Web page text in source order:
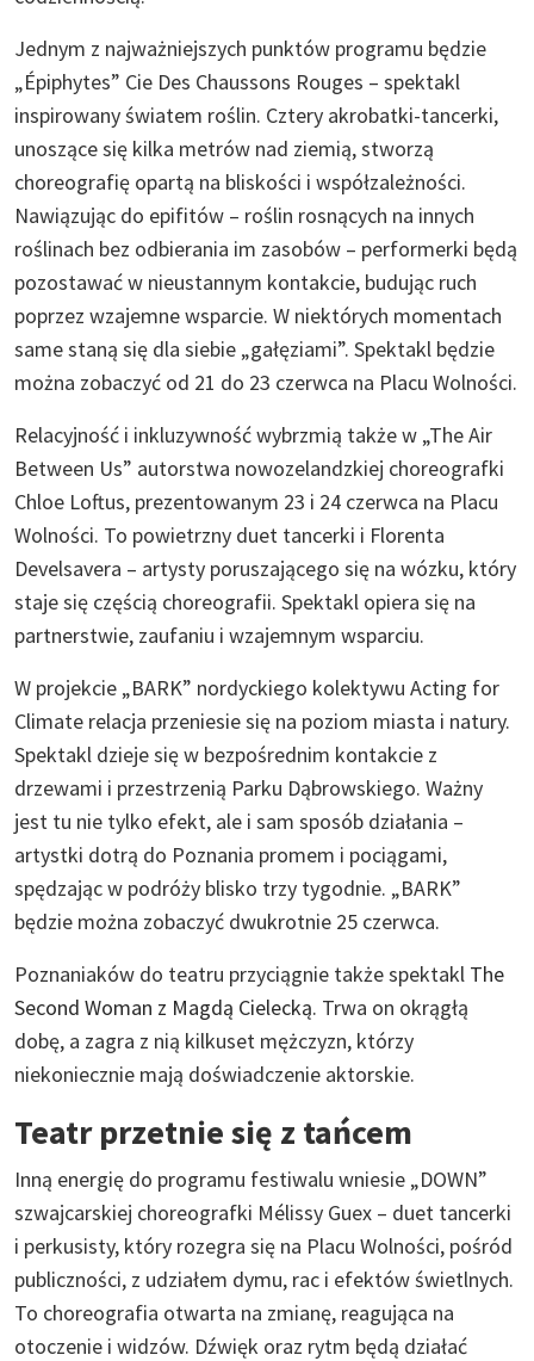
Jednym z najważniejszych punktów programu będzie
„Épiphytes” Cie Des Chaussons Rouges – spektakl
inspirowany światem roślin. Cztery akrobatki-tancerki,
unoszące się kilka metrów nad ziemią, stworzą
choreografię opartą na bliskości i współzależności.
Nawiązując do epifitów – roślin rosnących na innych
roślinach bez odbierania im zasobów – performerki będą
pozostawać w nieustannym kontakcie, budując ruch
poprzez wzajemne wsparcie. W niektórych momentach
same staną się dla siebie „gałęziami”. Spektakl będzie
można zobaczyć od 21 do 23 czerwca na Placu Wolności.
Relacyjność i inkluzywność wybrzmią także w „The Air
Between Us” autorstwa nowozelandzkiej choreografki
Chloe Loftus, prezentowanym 23 i 24 czerwca na Placu
Wolności. To powietrzny duet tancerki i Florenta
Develsavera – artysty poruszającego się na wózku, który
staje się częścią choreografii. Spektakl opiera się na
partnerstwie, zaufaniu i wzajemnym wsparciu.
W projekcie „BARK” nordyckiego kolektywu Acting for
Climate relacja przeniesie się na poziom miasta i natury.
Spektakl dzieje się w bezpośrednim kontakcie z
drzewami i przestrzenią Parku Dąbrowskiego. Ważny
jest tu nie tylko efekt, ale i sam sposób działania –
artystki dotrą do Poznania promem i pociągami,
spędzając w podróży blisko trzy tygodnie. „BARK”
będzie można zobaczyć dwukrotnie 25 czerwca.
Poznaniaków do teatru przyciągnie także spektakl The
Second Woman z Magdą Cielecką. Trwa on okrągłą
dobę, a zagra z nią kilkuset mężczyzn, którzy
niekoniecznie mają doświadczenie aktorskie.
Teatr przetnie się z tańcem
Inną energię do programu festiwalu wniesie „DOWN”
szwajcarskiej choreografki Mélissy Guex – duet tancerki
i perkusisty, który rozegra się na Placu Wolności, pośród
publiczności, z udziałem dymu, rac i efektów świetlnych.
To choreografia otwarta na zmianę, reagująca na
otoczenie i widzów. Dźwięk oraz rytm będą działać